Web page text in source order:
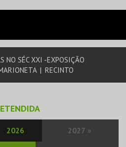
NO SÉC XXI -EXPOSIÇÃO
| RECINTO
2026 2027 »